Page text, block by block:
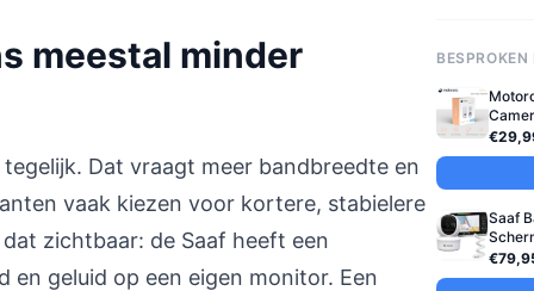
meestal minder
Dat vraagt meer bandbreedte en
vaak kiezen voor kortere, stabielere
zichtbaar: de Saaf heeft een
en geluid op een eigen monitor. Een
Saaf